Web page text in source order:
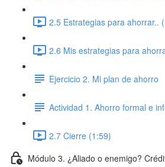
2.5 Estrategias para ahorrar..
2.6 Mis estrategias para
Ejercicio 2. Mi plan de ahorro
Actividad 1. Ahorro formal e
2.7 Cierre (1:59)
Módulo 3. ¿Aliado o enemigo?